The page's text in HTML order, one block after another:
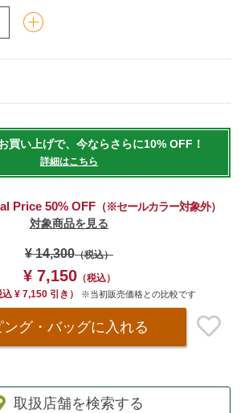
買い上げで、今ならさらに10% OFF！
詳細はこちら
Price 50% OFF（※セールカラー対象外）
対象商品を見る
¥ 14,300（税込）
¥ 7,150（税込）
込 ¥ 7,150 引き） ※当初販売価格との比較です
ング・バッグに入れる
取扱店舗を検索する